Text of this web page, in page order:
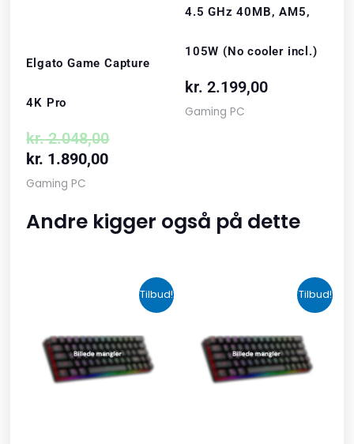
Elgato Game Capture
4K Pro
kr.2.048,00
kr. 1.890,00
Gaming PC
4.5 GHz 40MB, AM5,
105W (No cooler incl.)
kr. 2.199,00
Gaming PC
Andre kigger også på dette
Tilbud!
oprindelige
pris
var:
kr. 2.190,00.
Den
aktuelle
pris
er:
kr. 1.465,00.
Tilbud!
oprindelige
pris
var:
kr. 599,00.
aktuelle
pris
er:
kr. 399,00.